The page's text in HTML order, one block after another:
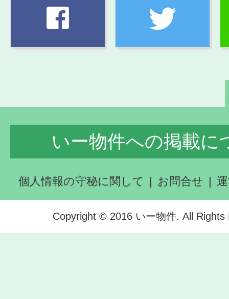
いー物件への掲載に
個人情報の守秘に関して お問合せ
Copyright © 2016 いー物件. All Rights